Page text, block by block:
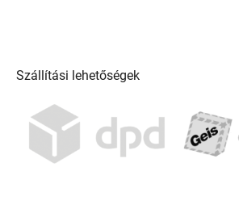
Szállítási lehetőségek